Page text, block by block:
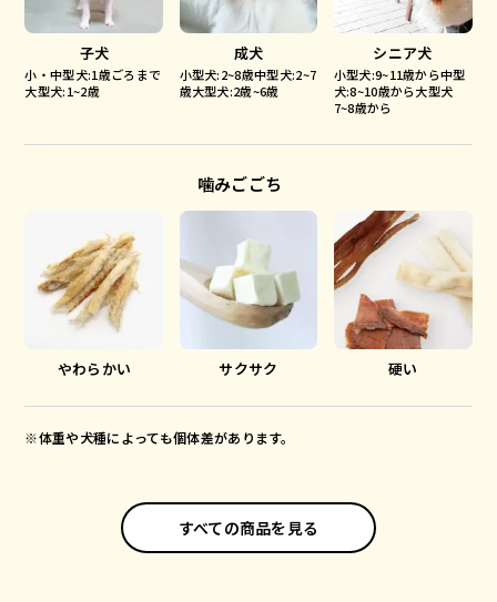
子犬
小・中型犬:1歳ごろまで
大型犬:1~2歳
成犬
小型犬:2~8歳中型犬:2~7
歳大型犬:2歳~6歳
シニア犬
小型犬:9~11歳から中型
犬:8~10歳から大型犬
7~8歳から
噛みごごち
やわらかい サクサク 硬い
※体重や犬種によっても個体差があります。
すべての商品を見る